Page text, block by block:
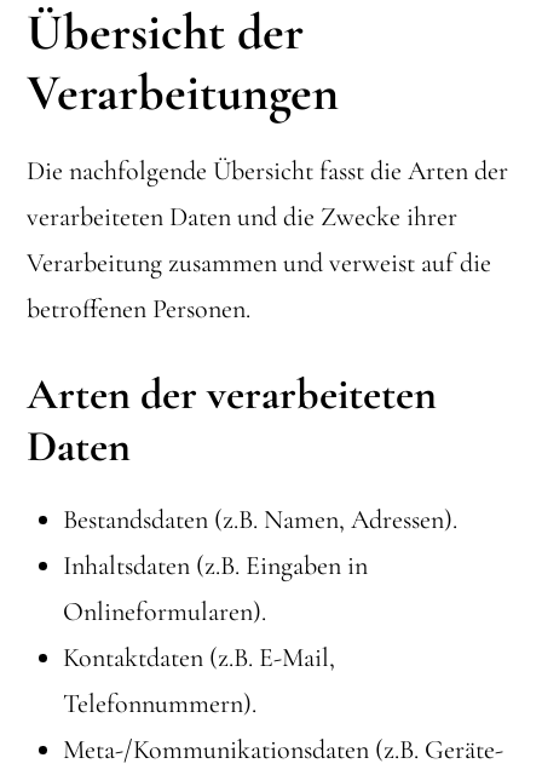
Übersicht der
Verarbeitungen
Die nachfolgende Übersicht fasst die Arten der
verarbeiteten Daten und die Zwecke ihrer
Verarbeitung zusammen und verweist auf die
betroffenen Personen.
Arten der verarbeiteten
Daten
Bestandsdaten (z.B. Namen, Adressen).
Inhaltsdaten (z.B. Eingaben in
Onlineformularen).
Kontaktdaten (z.B. E-Mail,
Telefonnummern).
Meta-/Kommunikationsdaten (z.B. Geräte-